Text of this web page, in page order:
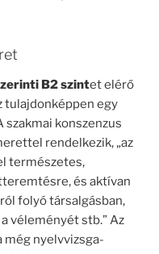
B2 szintet elérő
tulajdonképpen egy
szakmai konszenzus
rendelkezik, „az
természetes,
és aktívan
folyó társalgásban,
véleményét stb.” Az
még nyelvvizsga-